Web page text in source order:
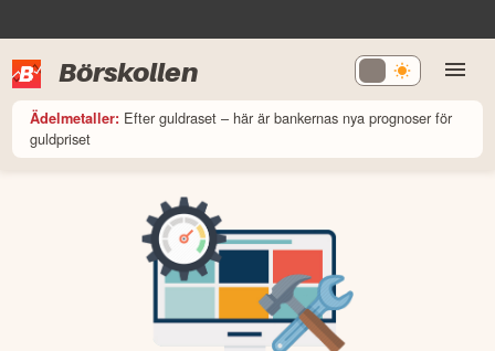
Börskollen
Ädelmetaller: Efter guldraset – här är bankernas nya prognoser för
guldpriset